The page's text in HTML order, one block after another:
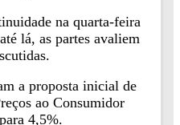
na quarta-feira
lá, as partes avaliem
a proposta inicial de
ao Consumidor
4,5%.